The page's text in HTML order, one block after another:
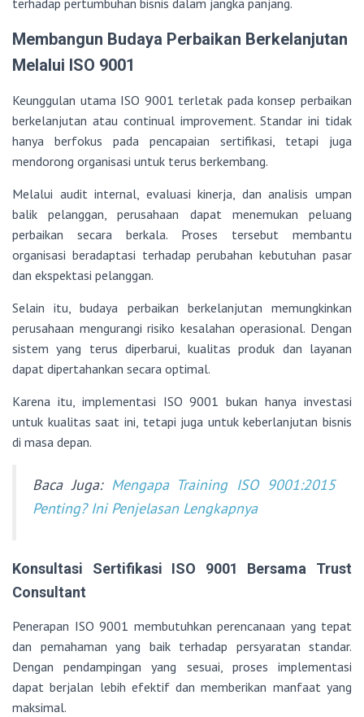
terhadap pertumbuhan bisnis dalam jangka panjang.
Membangun Budaya Perbaikan Berkelanjutan
Melalui ISO 9001
Keunggulan utama ISO 9001 terletak pada konsep perbaikan
berkelanjutan atau continual improvement. Standar ini tidak
hanya berfokus pada pencapaian sertifikasi, tetapi juga
mendorong organisasi untuk terus berkembang.
Melalui audit internal, evaluasi kinerja, dan analisis umpan
balik pelanggan, perusahaan dapat menemukan peluang
perbaikan secara berkala. Proses tersebut membantu
organisasi beradaptasi terhadap perubahan kebutuhan pasar
dan ekspektasi pelanggan.
Selain itu, budaya perbaikan berkelanjutan memungkinkan
perusahaan mengurangi risiko kesalahan operasional. Dengan
sistem yang terus diperbarui, kualitas produk dan layanan
dapat dipertahankan secara optimal.
Karena itu, implementasi ISO 9001 bukan hanya investasi
untuk kualitas saat ini, tetapi juga untuk keberlanjutan bisnis
di masa depan.
Baca Juga: Mengapa Training ISO 9001:2015
Penting? Ini Penjelasan Lengkapnya
Konsultasi Sertifikasi ISO 9001 Bersama Trust
Consultant
Penerapan ISO 9001 membutuhkan perencanaan yang tepat
dan pemahaman yang baik terhadap persyaratan standar.
Dengan pendampingan yang sesuai, proses implementasi
dapat berjalan lebih efektif dan memberikan manfaat yang
maksimal.